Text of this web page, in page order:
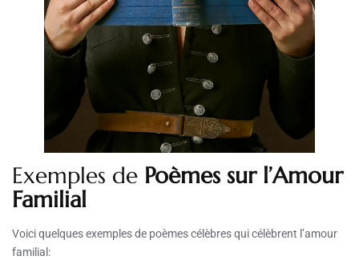
Exemples de Poèmes sur l’Amour
Familial
Voici quelques exemples de poèmes célèbres qui célèbrent l’amour
familial: